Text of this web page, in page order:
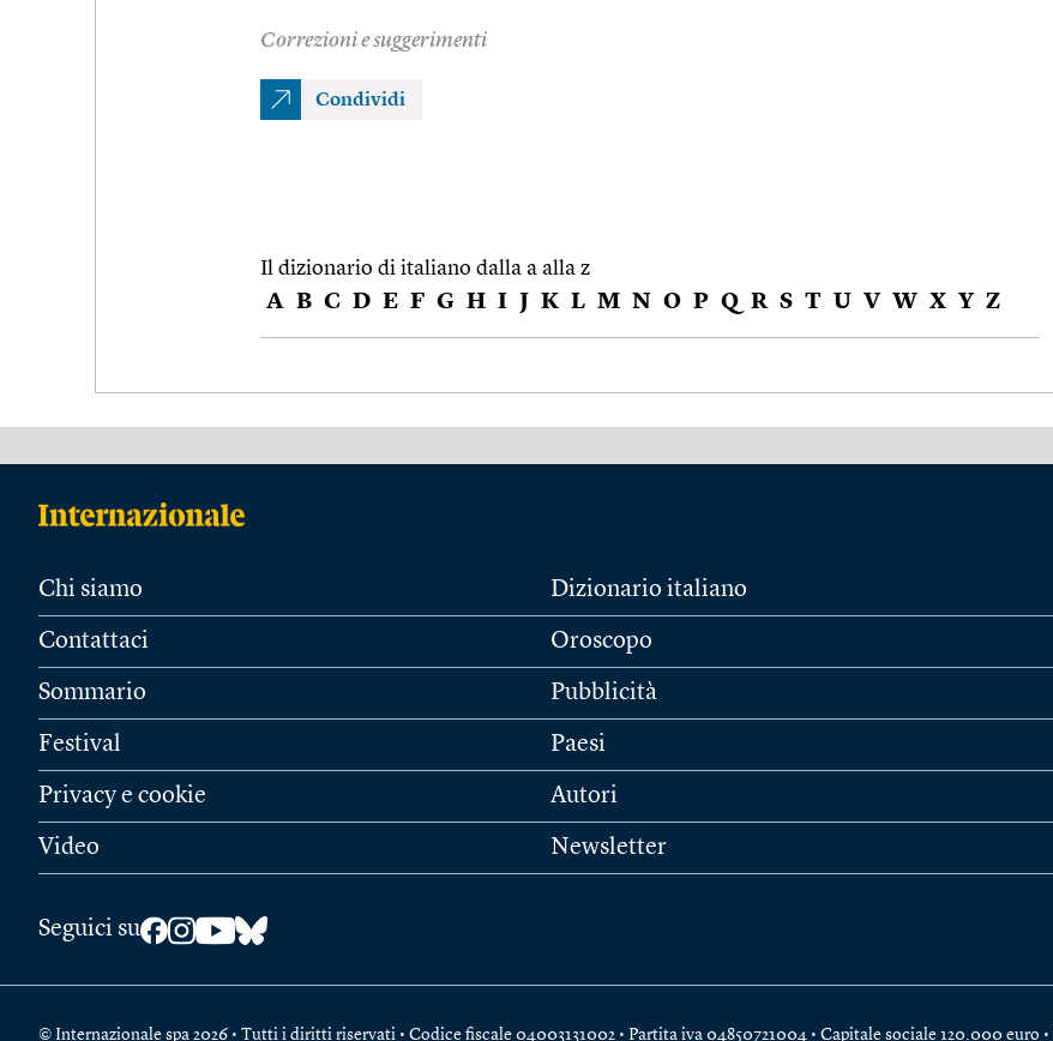
Correzioni e suggerimenti
Condividi
Il dizionario di italiano dalla a alla z
A B C D E F G H I J K L M N O P Q R S T U V W X Y Z
Chi siamo
Contattaci
Sommario
Festival
Privacy e cookie
Video
Dizionario italiano
Oroscopo
Pubblicità
Paesi
Autori
Newsletter
Seguici su
© Internazionale spa 2026 • Tutti i diritti riservati • Codice fiscale 04003131002 • Partita iva 04850721004 • Capitale sociale 120.000 euro •